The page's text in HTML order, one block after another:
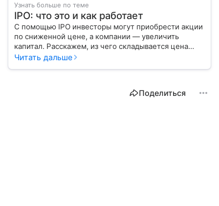
Узнать больше по теме
IPO: что это и как работает
С помощью IPO инвесторы могут приобрести акции
по сниженной цене, а компании — увеличить
капитал. Расскажем, из чего складывается цена
размещения ценных бумаг, какие есть плюсы
Читать дальше
Поделиться